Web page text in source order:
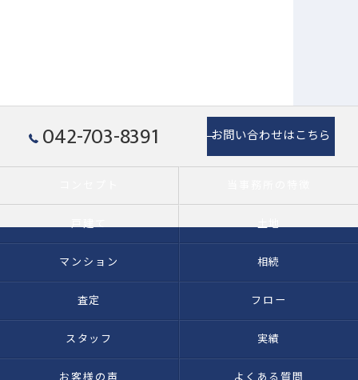
042-703-8391 お問い合わせはこちら
戸建て 土地
マンション 相続
査定 フロー
スタッフ 実績